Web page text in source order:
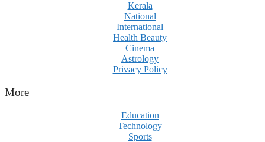
Kerala
National
International
Health Beauty
Cinema
Astrology
Privacy Policy
More
Education
Technology
Sports